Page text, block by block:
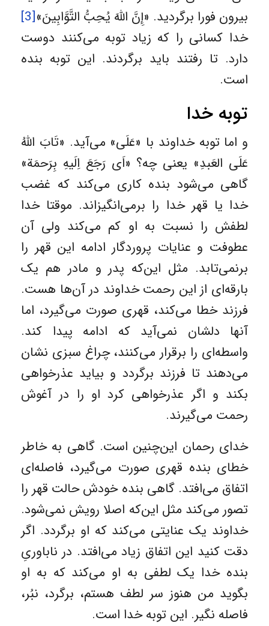
بیرون فورا برگردید. «إِنَّ اللَّهَ يُحِبُّ التَّوَّابِينَ»[3]
خدا کسانی را که زیاد توبه می‌کنند دوست
دارد. تا رفتند باید برگردند. این توبه بنده
است.
توبه خدا
و اما توبه خداوند با «عَلَی» می‌آید. «تَابَ اللَّهُ
عَلَى العَبدِ» یعنی چه؟ «اَی رَجَعَ اِلَیهِ بِرَحمَة»
گاهی می‌شود بنده کاری می‌کند که غضب
خدا یا قهر خدا را برمی‌انگیزاند. موقتا خدا
لطفش را نسبت به او کم می‌کند ولی آن
عطوفت و عنایات پروردگار ادامه این قهر را
برنمی‌تابد. مثل این‌که پدر و مادر هم یک
بارقه‌ای از این رحمت خداوند در آن‌ها هست.
فرزند خطا می‌کند، قهری صورت می‌گیرد، اما
آنها دلشان نمی‌آید که ادامه پیدا کند.
واسطه‌ای را برقرار می‌کنند، چراغ سبزی نشان
می‌دهند تا فرزند برگردد و بیاید عذرخواهی
بکند و اگر عذرخواهی کرد او را در آغوش
رحمت می‌گیرند.
خدای رحمان این‌چنین است. گاهی به خاطر
خطای بنده قهری صورت می‌گیرد، فاصله‌ای
اتفاق می‌افتد. گاهی بنده خودش حالت قهر را
تصور می‌کند مثل این‌که اصلا رویش نمی‌شود.
خداوند یک عنایتی می‌کند که او برگردد. اگر
دقت کنید این اتفاق زیاد می‌افتد. در ناباوریِ
بنده خدا یک لطفی به او می‌کند که به او
بگوید من هنوز سر لطف هستم، برگرد، نبُر،
فاصله نگیر. این توبه خدا است.